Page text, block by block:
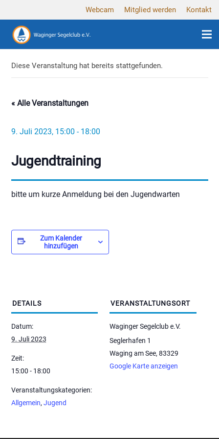
Webcam Mitglied werden Kontakt
« Alle Veranstaltungen
Diese Veranstaltung hat bereits stattgefunden.
Jugendtraining
9. Juli 2023, 15:00 - 18:00
bitte um kurze Anmeldung bei den Jugendwarten
Zum Kalender
hinzufügen
DETAILS
Datum:
9. Juli 2023
Zeit:
15:00 - 18:00
Veranstaltungskategorien:
Allgemein, Jugend
VERANSTALTUNGSORT
Waginger Segelclub e.V.
Seglerhafen 1
Waging am See, 83329
Google Karte anzeigen